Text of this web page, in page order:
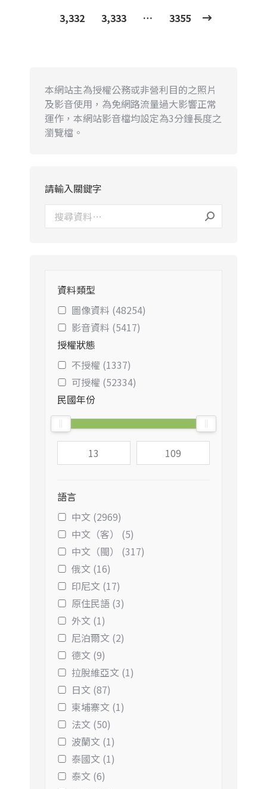
3,332 3,333 … 3355
本網站主為授權公務或非營利目的之照片
及影音使用，為免網路流量過大影響正常
運作，本網站影音檔均設定為3分鐘長度之
瀏覽檔。
請輸入關鍵字
資料類型
圖像資料 (48254)
影音資料 (5417)
授權狀態
不授權 (1337)
可授權 (52334)
民國年份
語言
中文 (2969)
中文（客） (5)
中文（閩） (317)
俄文 (16)
印尼文 (17)
原住民語 (3)
外文 (1)
尼泊爾文 (2)
德文 (9)
拉脫維亞文 (1)
日文 (87)
柬埔寨文 (1)
法文 (50)
波蘭文 (1)
泰國文 (1)
泰文 (6)